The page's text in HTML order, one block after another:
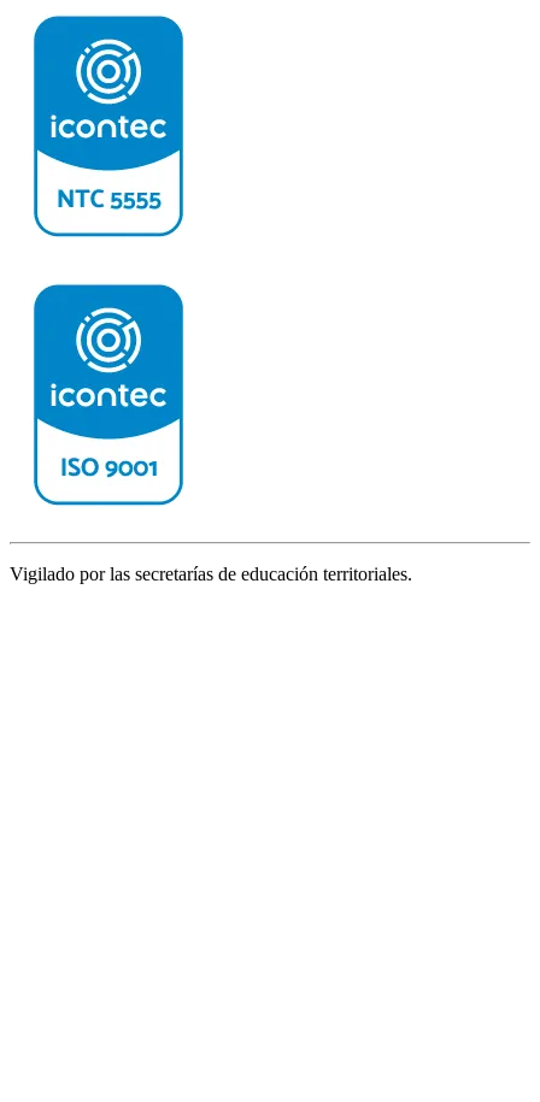
Vigilado por las secretarías de educación territoriales.